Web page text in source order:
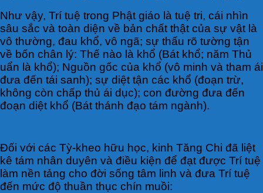
Như vậy, Trí tuệ trong Phật giáo là tuệ tri, cái nhìn
sâu sắc và toàn diện về bản chất thật của sự vật là
vô thường, đau khổ, vô ngã; sự thấu rõ tường tận
về bốn chân lý: Thế nào là khổ (Bát khổ; năm Thủ
uẩn là khổ); Nguồn gốc của khổ (vô minh và tham ái
đưa đến tái sanh); sự diệt tận các khổ (đoạn trừ,
không còn chấp thủ ái dục); con đường đưa đến
đoạn diệt khổ (Bát thánh đạo tám ngành).
Đối với các Tỳ-kheo hữu học, kinh Tăng Chi đã liệt
kê tám nhân duyên và điều kiện để đạt được Trí tuệ
làm nền tảng cho đời sống tâm linh và đưa Trí tuệ
đến mức độ thuần thục chín muồi: